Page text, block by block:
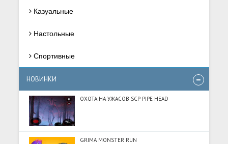
Казуальные
Настольные
Спортивные
НОВИНКИ
ОХОТА НА УЖАСОВ SCP PIPE HEAD
GRIMA MONSTER RUN